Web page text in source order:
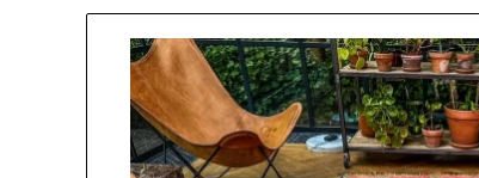
Rose kilim rugs Pip